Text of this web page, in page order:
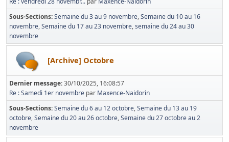
Sous-Sections Semaine du 3 au 9 novembre Semaine du 10 au 16
novembre Semaine du 17 au 23 novembre semaine du 24 au 30
novembre
[Archive] Octobre
Dernier message:30/10/2025, 16:08:57
Re : Samedi 1er novembre par Maxence-Naidorin
Sous-Sections Semaine du 6 au 12 octobre Semaine du 13 au 19
octobre Semaine du 20 au 26 octobre Semaine du 27 octobre au 2
novembre